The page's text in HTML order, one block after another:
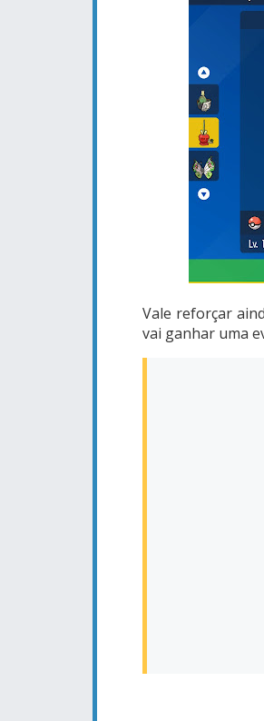
Vale reforçar
vai ganhar uma